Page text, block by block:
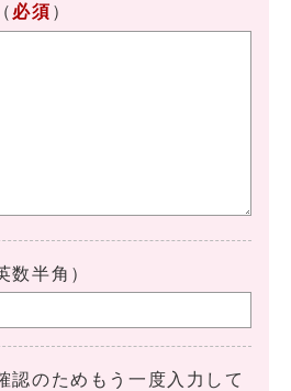
（ 必須 ）
数半角）
認のためもう一度入力して